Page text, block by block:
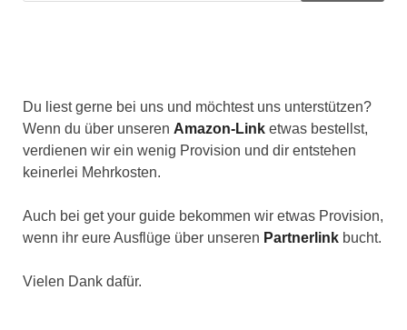
Du liest gerne bei uns und möchtest uns unterstützen?
Wenn du über unseren Amazon-Link etwas bestellst,
verdienen wir ein wenig Provision und dir entstehen
keinerlei Mehrkosten.
Auch bei get your guide bekommen wir etwas Provision,
wenn ihr eure Ausflüge über unseren Partnerlink bucht.
Vielen Dank dafür.